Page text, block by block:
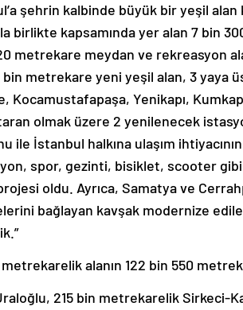
şehrin kalbinde büyük bir yeşil
birlikte kapsamında yer alan 7 bin
metrekare meydan ve rekreasyon
bin metrekare yeni yeşil alan, 3 yaya
Kocamustafapaşa, Yenikapı,
olmak üzere 2 yenilenecek
ile İstanbul halkına ulaşım
spor, gezinti, bisiklet, scooter
oldu. Ayrıca, Samatya ve
bağlayan kavşak modernize
metrekarelik alanın 122 bin 550
215 bin metrekarelik Sirkeci-